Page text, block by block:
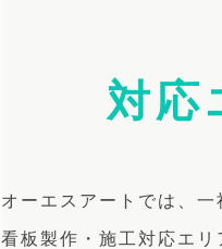
対応
オーエスアートでは、 一
看板製作・施工対応エリ